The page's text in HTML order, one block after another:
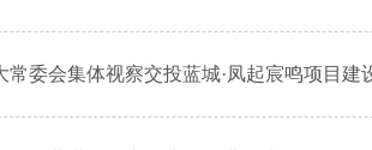
常委会集体视察交投蓝城·凤起宸鸣项目建